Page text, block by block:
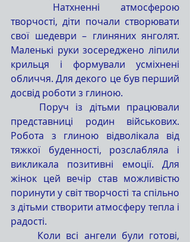
творчості, діти почали створювати
свої шедеври – глиняних янголят.
Маленькі руки зосереджено ліпили
крильця і формували усміхнені
обличчя. Для декого це був перший
досвід роботи з глиною.
представниці родин військових.
Робота з глиною відволікала від
тяжкої буденності, розслабляла і
викликала позитивні емоції. Для
жінок цей вечір став можливістю
поринути у світ творчості та спільно
з дітьми створити атмосферу тепла і
радості.